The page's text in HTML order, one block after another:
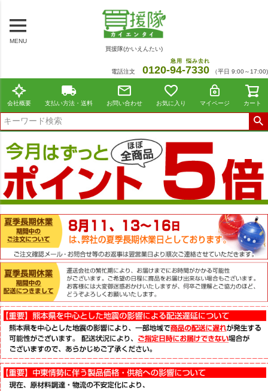
MENU
買援隊(かいえんたい)
電話注文 0120-94
急用
-7330
悩み去れ
（平日 9:00～17:00)
会社概要 支払い方法・送料 お問い合わせ お気に入り マイページ カート